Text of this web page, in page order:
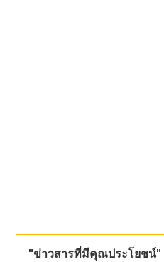
"ข่าวสารที่มีคุณประโยชน์"